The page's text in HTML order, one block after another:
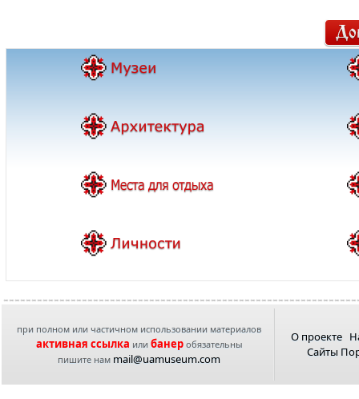
при полном или частичном использовании материалов
активная ссылка или банеробязательны
пишите нам mail@uamuseum.com
О проекте
Сайты